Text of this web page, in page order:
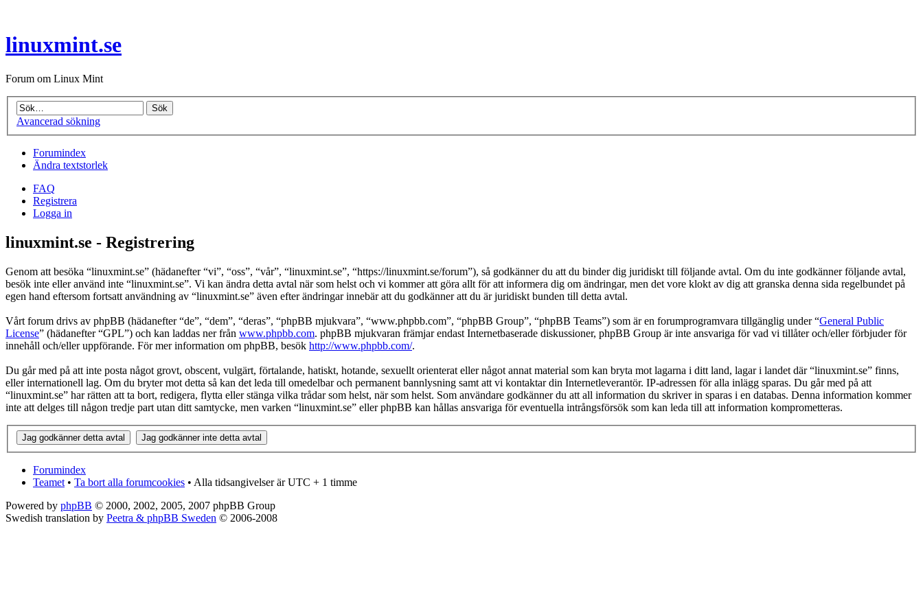
linuxmint.se
Forum om Linux Mint
Avancerad sökning
Forumindex
Ändra textstorlek
FAQ
Registrera
Logga in
linuxmint.se - Registrering
Genom att besöka “linuxmint.se” (hädanefter “vi”, “oss”, “vår”, “linuxmint.se”, “https://linuxmint.se/forum”), så godkänner du att du binder dig juridiskt till följande avtal. Om du inte godkänner följande avtal,
besök inte eller använd inte “linuxmint.se”. Vi kan ändra detta avtal när som helst och vi kommer att göra allt för att informera dig om ändringar, men det vore klokt av dig att granska denna sida regelbundet på
egen hand eftersom fortsatt användning av “linuxmint.se” även efter ändringar innebär att du godkänner att du är juridiskt bunden till detta avtal.
Vårt forum drivs av phpBB (hädanefter “de”, “dem”, “deras”, “phpBB mjukvara”, “www.phpbb.com”, “phpBB Group”, “phpBB Teams”) som är en forumprogramvara tillgänglig under “General Public
License” (hädanefter “GPL”) och kan laddas ner från www.phpbb.com. phpBB mjukvaran främjar endast Internetbaserade diskussioner, phpBB Group är inte ansvariga för vad vi tillåter och/eller förbjuder för
innehåll och/eller uppförande. För mer information om phpBB, besök http://www.phpbb.com/.
Du går med på att inte posta något grovt, obscent, vulgärt, förtalande, hatiskt, hotande, sexuellt orienterat eller något annat material som kan bryta mot lagarna i ditt land, lagar i landet där “linuxmint.se” finns,
eller internationell lag. Om du bryter mot detta så kan det leda till omedelbar och permanent bannlysning samt att vi kontaktar din Internetleverantör. IP-adressen för alla inlägg sparas. Du går med på att
“linuxmint.se” har rätten att ta bort, redigera, flytta eller stänga vilka trådar som helst, när som helst. Som användare godkänner du att all information du skriver in sparas i en databas. Denna information kommer
inte att delges till någon tredje part utan ditt samtycke, men varken “linuxmint.se” eller phpBB kan hållas ansvariga för eventuella intrångsförsök som kan leda till att information komprometteras.
Forumindex
Teamet • Ta bort alla forumcookies • Alla tidsangivelser är UTC + 1 timme
Powered by phpBB © 2000, 2002, 2005, 2007 phpBB Group
Swedish translation by Peetra & phpBB Sweden © 2006-2008